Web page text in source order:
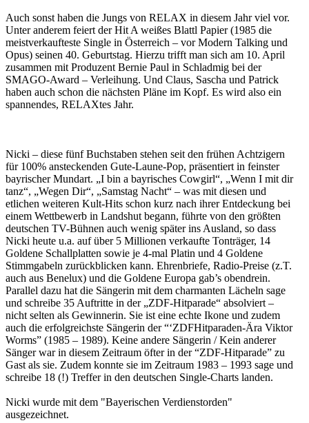
Auch sonst haben die Jungs von RELAX in diesem Jahr viel vor.
Unter anderem feiert der Hit A weißes Blattl Papier (1985 die
meistverkaufteste Single in Österreich – vor Modern Talking und
Opus) seinen 40. Geburtstag. Hierzu trifft man sich am 10. April
zusammen mit Produzent Bernie Paul in Schladmig bei der
SMAGO-Award – Verleihung. Und Claus, Sascha und Patrick
haben auch schon die nächsten Pläne im Kopf. Es wird also ein
spannendes, RELAXtes Jahr.
Nicki – diese fünf Buchstaben stehen seit den frühen Achtzigern
für 100% ansteckenden Gute-Laune-Pop, präsentiert in feinster
bayrischer Mundart. „I bin a bayrisches Cowgirl“, „Wenn I mit dir
tanz“, „Wegen Dir“, „Samstag Nacht“ – was mit diesen und
etlichen weiteren Kult-Hits schon kurz nach ihrer Entdeckung bei
einem Wettbewerb in Landshut begann, führte von den größten
deutschen TV-Bühnen auch wenig später ins Ausland, so dass
Nicki heute u.a. auf über 5 Millionen verkaufte Tonträger, 14
Goldene Schallplatten sowie je 4-mal Platin und 4 Goldene
Stimmgabeln zurückblicken kann. Ehrenbriefe, Radio-Preise (z.T.
auch aus Benelux) und die Goldene Europa gab’s obendrein.
Parallel dazu hat die Sängerin mit dem charmanten Lächeln sage
und schreibe 35 Auftritte in der „ZDF-Hitparade“ absolviert –
nicht selten als Gewinnerin. Sie ist eine echte Ikone und zudem
auch die erfolgreichste Sängerin der “‘ZDFHitparaden-Ära Viktor
Worms” (1985 – 1989). Keine andere Sängerin / Kein anderer
Sänger war in diesem Zeitraum öfter in der “ZDF-Hitparade” zu
Gast als sie. Zudem konnte sie im Zeitraum 1983 – 1993 sage und
schreibe 18 (!) Treffer in den deutschen Single-Charts landen.
Nicki wurde mit dem "Bayerischen Verdienstorden"
ausgezeichnet.